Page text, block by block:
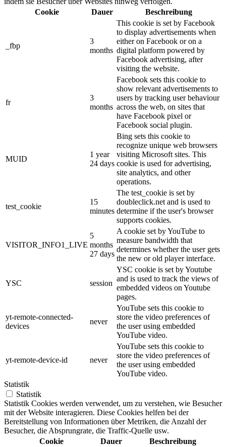
Cookie
Dauer Beschreibung
_fbp
3
months
This cookie is set by Facebook
to display advertisements when
either on Facebook or on a
digital platform powered by
Facebook advertising, after
visiting the website.
fr
3
months
Facebook sets this cookie to
show relevant advertisements to
users by tracking user behaviour
across the web, on sites that
have Facebook pixel or
Facebook social plugin.
MUID
1 year
24 days
Bing sets this cookie to
recognize unique web browsers
visiting Microsoft sites. This
cookie is used for advertising,
site analytics, and other
operations.
test_cookie
15
minutes
The test_cookie is set by
doubleclick.net and is used to
determine if the user's browser
supports cookies.
VISITOR_INFO1_LIVE
5
months
27 days
A cookie set by YouTube to
measure bandwidth that
determines whether the user gets
the new or old player interface.
YSC session
YSC cookie is set by Youtube
and is used to track the views of
embedded videos on Youtube
pages.
yt-remote-connected-
devices
never
YouTube sets this cookie to
store the video preferences of
the user using embedded
YouTube video.
yt-remote-device-id never
YouTube sets this cookie to
store the video preferences of
the user using embedded
YouTube video.
Statistik
Statistik
Statistik Cookies werden verwendet, um zu verstehen, wie Besucher
mit der Website interagieren. Diese Cookies helfen bei der
Bereitstellung von Informationen über Metriken, die Anzahl der
Besucher, die Absprungrate, die Traffic-Quelle usw.
Cookie
Dauer Beschreibung